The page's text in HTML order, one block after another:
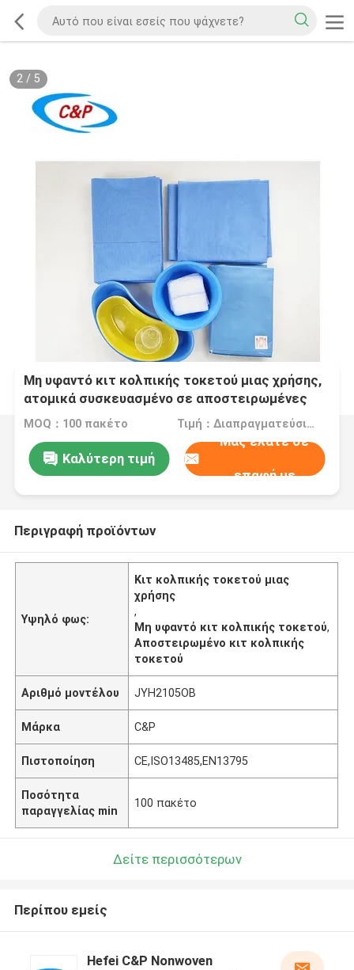
2/ 5
Μη υφαντό κιτ κολπικής τοκετού μιας χρήσης,
ατομικά συσκευασμένο σε αποστειρωμένες
σακούλες
MOQ：100 πακέτο Τιμή：Διαπραγματεύσιμα
Καλύτερη τιμή
Μας ελάτε σε
επαφή με
Περιγραφή προϊόντων
Υψηλό φως:
Κιτ κολπικής τοκετού μιας
χρήσης
,
Μη υφαντό κιτ κολπικής τοκετού,
Αποστειρωμένο κιτ κολπικής
τοκετού
Αριθμό μοντέλου JYH2105OB
Μάρκα C&P
Πιστοποίηση CE,ISO13485,EN13795
Ποσότητα
παραγγελίας min
100 πακέτο
Δείτε περισσότερων
Περίπου εμείς
Hefei C&P Nonwoven